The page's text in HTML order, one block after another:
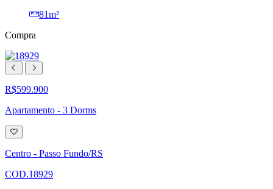
81m²
Compra
R$599.900
Apartamento - 3 Dorms
Adicionar
à
lista
de
Centro - Passo Fundo/RS
COD.18929